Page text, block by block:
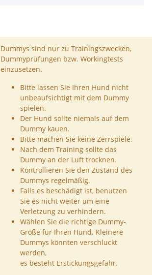
Dummys sind nur zu Trainingszwecken,
Dummyprüfungen bzw. Workingtests
einzusetzen.
Bitte lassen Sie Ihren Hund nicht
unbeaufsichtigt mit dem Dummy
spielen.
Der Hund sollte niemals auf dem
Dummy kauen.
Bitte machen Sie keine Zerrspiele.
Nach dem Training sollte das
Dummy an der Luft trocknen.
Kontrollieren Sie den Zustand des
Dummys regelmäßig.
Falls es beschädigt ist, benutzen
Sie es nicht weiter um eine
Verletzung zu verhindern.
Wählen Sie die richtige Dummy-
Größe für Ihren Hund. Kleinere
Dummys könnten verschluckt
werden,
es besteht Erstickungsgefahr.